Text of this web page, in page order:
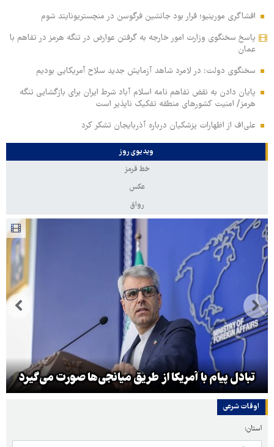
افشاگری مورینیو؛ قرار بود جانشین فرگوسن در منچستریونایتد شوم
پاسخ سخنگوی وزارت امور خارجه به گرفتن عوارض در تنگه هرمز در تفاهم با
عمان
سخنگوی دولت: در لامرد شاهد آزمایش جدید سلاح آمریکایی بودیم
پایان دادن به نقض تفاهم نامه اسلام آباد شرط ایران برای بازگشایی تنگه
هرمز/ امنیت کشورهای منطقه تفکیک ناپذیر است
علی‌اف از اظهارات پزشکیان درباره آذربایجان تشکر کرد
ویدیوی روز
خط قرمز
عکس
رواق
تبادل پیام با آمریکا از طریق میانجی‌ها صورت می‌گیرد
اوقات شرعی
استان: